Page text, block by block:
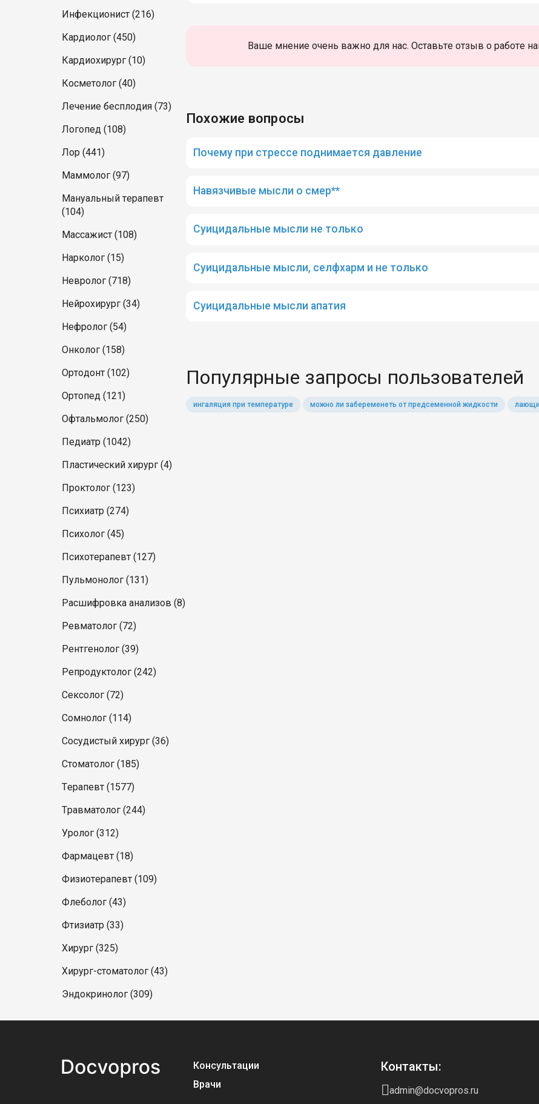
Инфекционист (216)
Кардиолог (450)
Кардиохирург (10)
Косметолог (40)
Лечение бесплодия (73)
Логопед (108)
Лор (441)
Маммолог (97)
Мануальный терапевт
(104)
Массажист (108)
Нарколог (15)
Невролог (718)
Нейрохирург (34)
Нефролог (54)
Онколог (158)
Ортодонт (102)
Ортопед (121)
Офтальмолог (250)
Педиатр (1042)
Пластический хирург (4)
Проктолог (123)
Психиатр (274)
Психолог (45)
Психотерапевт (127)
Пульмонолог (131)
Расшифровка анализов (8)
Ревматолог (72)
Рентгенолог (39)
Репродуктолог (242)
Сексолог (72)
Сомнолог (114)
Сосудистый хирург (36)
Стоматолог (185)
Терапевт (1577)
Травматолог (244)
Уролог (312)
Фармацевт (18)
Физиотерапевт (109)
Флеболог (43)
Фтизиатр (33)
Хирург (325)
Хирург-стоматолог (43)
Эндокринолог (309)
Ваше мнение очень важно для нас. Оставьте отзыв о работе
Похожие вопросы
Почему при стрессе поднимается давление
Навязчивые мысли о смер**
Суицидальные мысли не только
Суицидальные мысли, селфхарм и не только
Суицидальные мысли апатия
Популярные запросы пользователей
ингаляция при температуре можно ли забеременеть от предсеменной жидкости
Консультации
Врачи
Контакты:
admin@docvopros.ru